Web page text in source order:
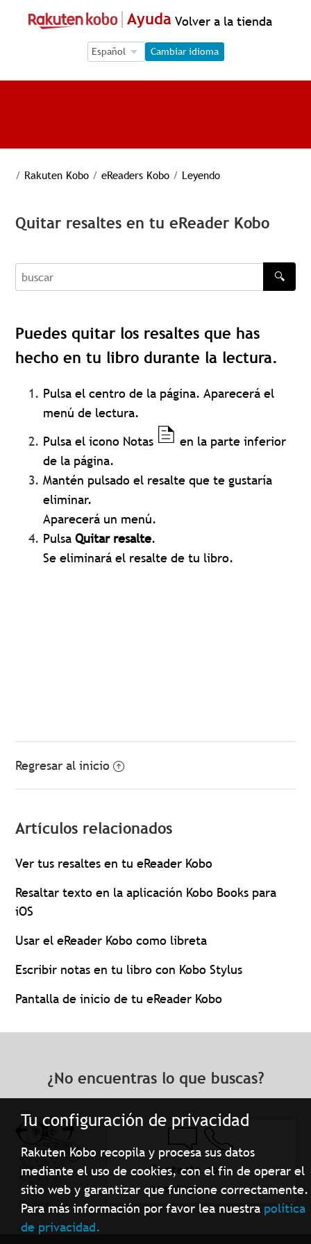
Tu configuración de privacidad
Rakuten Kobo recopila y procesa sus datos
mediante el uso de cookies, con el fin de operar el
sitio web y garantizar que funcione correctamente.
Para más información por favor lea nuestra política
de privacidad.
Ayuda Volver a la tienda
Language Selection
Language Selection
Cambiar idioma
/ Rakuten Kobo / eReaders Kobo / Leyendo
Quitar resaltes en tu eReader Kobo
buscar
🔍
Puedes quitar los resaltes que has
hecho en tu libro durante la lectura.
Pulsa el centro de la página. Aparecerá el
menú de lectura.
Pulsa el icono Notas
en la parte inferior
de la página.
Mantén pulsado el resalte que te gustaría
eliminar.
Aparecerá un menú.
PulsaQuitar resalte.
Se eliminará el resalte de tu libro.
Regresar al inicio
Artículos relacionados
Ver tus resaltes en tu eReader Kobo
Resaltar texto en la aplicación Kobo Books para
iOS
Usar el eReader Kobo como libreta
Escribir notas en tu libro con Kobo Stylus
Pantalla de inicio de tu eReader Kobo
¿No encuentras lo que buscas?
Contacta con
nosotros